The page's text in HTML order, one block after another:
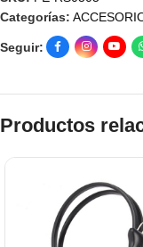
Categorías:
Seguir:
Productos